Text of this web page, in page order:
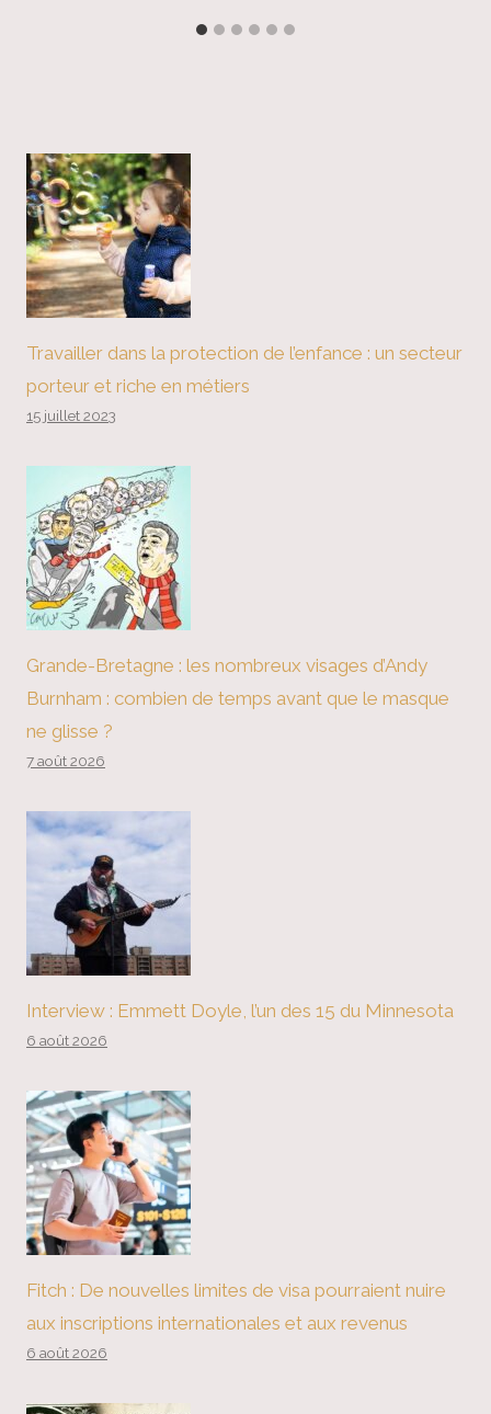
Travailler dans la protection de l’enfance : un secteur
porteur et riche en métiers
15 juillet 2023
Grande-Bretagne : les nombreux visages d’Andy
Burnham : combien de temps avant que le masque
ne glisse ?
7 août 2026
Interview : Emmett Doyle, l’un des 15 du Minnesota
6 août 2026
Fitch : De nouvelles limites de visa pourraient nuire
aux inscriptions internationales et aux revenus
6 août 2026